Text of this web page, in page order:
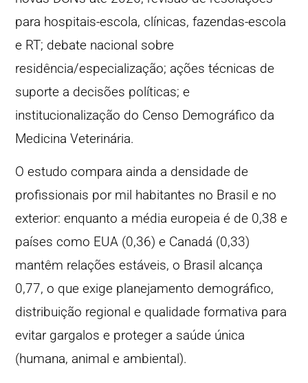
para hospitais-escola, clínicas, fazendas-escola
e RT; debate nacional sobre
residência/especialização; ações técnicas de
suporte a decisões políticas; e
institucionalização do Censo Demográfico da
Medicina Veterinária.
O estudo compara ainda a densidade de
profissionais por mil habitantes no Brasil e no
exterior: enquanto a média europeia é de 0,38 e
países como EUA (0,36) e Canadá (0,33)
mantêm relações estáveis, o Brasil alcança
0,77, o que exige planejamento demográfico,
distribuição regional e qualidade formativa para
evitar gargalos e proteger a saúde única
(humana, animal e ambiental).